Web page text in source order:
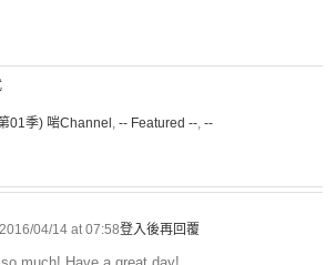
01季) 啱Channel , -- Featured --, --
2016/04/14 at 07:58登入後再回覆